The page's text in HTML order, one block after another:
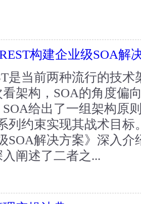
构建企业级SOA解
当前两种流行的技术
架构，SOA的角度偏
给出了一组架构原
列约束实现其战术目
SOA解决方案》深入介
阐述了二者之...